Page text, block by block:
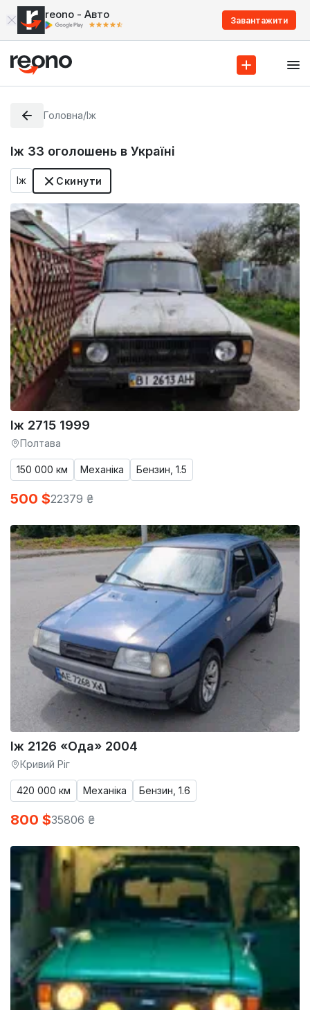
reono - Авто Завантажити
Головна/Іж
Іж 33 оголошень в Україні
Іж Скинути
Іж 2715 1999
Полтава
150 000 км Механіка Бензин, 1.5
500 $22379 ₴
Іж 2126 «Ода» 2004
Кривий Ріг
420 000 км Механіка Бензин, 1.6
800 $35806 ₴